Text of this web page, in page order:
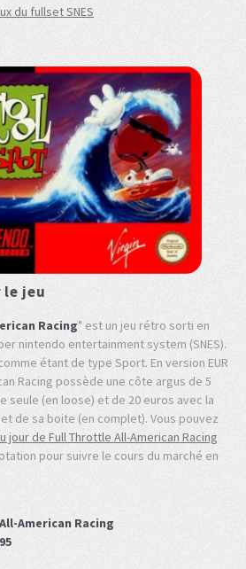
du fullset SNES
jeu
Racing" est un jeu rétro sorti en
nintendo entertainment system (SNES).
étant de type Sport. En version EUR
Racing possède une côte argus de 5
seule (en loose) et de 20 euros avec la
de sa boite (en complet). Vous pouvez
jour de Full Throttle All-American Racing
pour suivre le cours du marché en
American Racing